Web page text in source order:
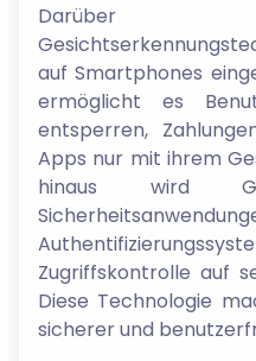
Darüber
auf Smartphones
ermöglicht es
entsperren,
Apps nur mit ihrem
hinaus wird
Zugriffskontrolle auf
Diese Technologie
sicherer und